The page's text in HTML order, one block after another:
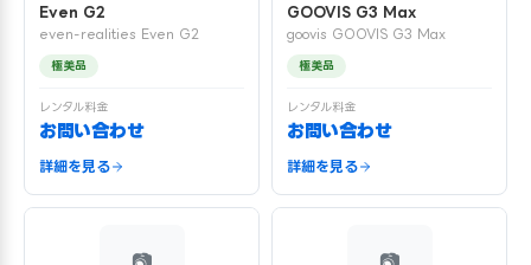
Even G2
even-realities Even G2
極美品
レンタル料金
お問い合わせ
詳細を見る
GOOVIS G3 Max
goovis GOOVIS G3 Max
極美品
レンタル料金
お問い合わせ
詳細を見る